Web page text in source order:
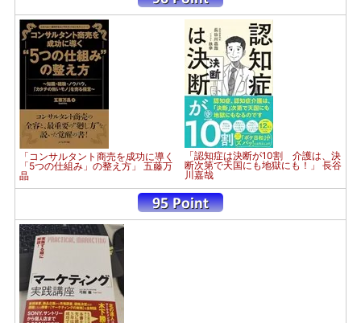
「コンサルタント商売を成功に導く
「5つの仕組み」の整え方」 五藤万
晶
「認知症は決断が10割 介護は、決
断次第で天国にも地獄にも！」 長谷
川嘉哉